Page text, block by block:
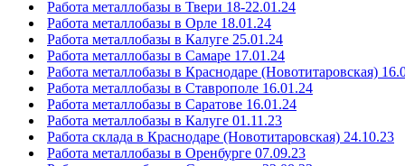
Работа металлобазы в Твери 18-22.01.24
Работа металлобазы в Орле 18.01.24
Работа металлобазы в Калуге 25.01.24
Работа металлобазы в Самаре 17.01.24
Работа металлобазы в Краснодаре (Новотитаровская)
Работа металлобазы в Ставрополе 16.01.24
Работа металлобазы в Саратове 16.01.24
Работа металлобазы в Калуге 01.11.23
Работа склада в Краснодаре (Новотитаровская) 24.10.23
Работа металлобазы в Оренбурге 07.09.23